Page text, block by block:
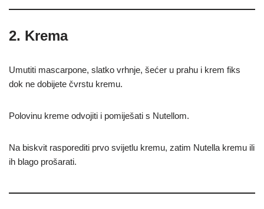
2. Krema
Umutiti mascarpone, slatko vrhnje, šećer u prahu i krem fiks
dok ne dobijete čvrstu kremu.
Polovinu kreme odvojiti i pomiješati s Nutellom.
Na biskvit rasporediti prvo svijetlu kremu, zatim Nutella kremu ili
ih blago prošarati.